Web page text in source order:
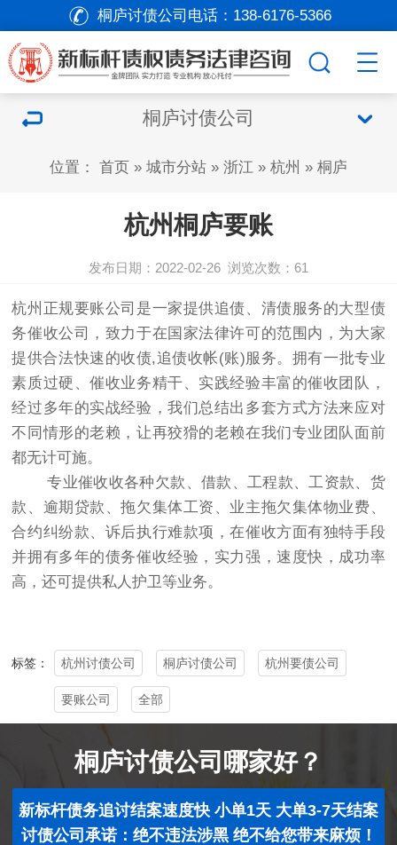
桐庐讨债公司电话： 138-6176-5366
桐庐讨债公司
位置： 首页 » 城市分站 » 浙江 » 杭州 » 桐庐
杭州桐庐要账
发布日期：2022-02-26 浏览次数： 61
杭州正规要账公司是一家提供追债、清债服务的大型债
务催收公司，致力于在国家法律许可的范围内，为大家
提供合法快速的收债,追债收帐(账)服务。拥有一批专业
素质过硬、催收业务精干、实践经验丰富的催收团队，
经过多年的实战经验，我们总结出多套方式方法来应对
不同情形的老赖，让再狡猾的老赖在我们专业团队面前
都无计可施。
专业催收收各种欠款、借款、工程款、工资款、货
款、逾期贷款、拖欠集体工资、业主拖欠集体物业费、
合约纠纷款、诉后执行难款项，在催收方面有独特手段
并拥有多年的债务催收经验，实力强，速度快，成功率
高，还可提供私人护卫等业务。
标签： 杭州讨债公司 桐庐讨债公司 杭州要债公司
要账公司 全部
桐庐讨债公司哪家好？
新标杆债务追讨结案速度快 小单1天 大单3-7天结案
讨债公司承诺：绝不违法涉黑 绝不给您带来麻烦！